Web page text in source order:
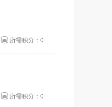
所需积分：0
所需积分：0